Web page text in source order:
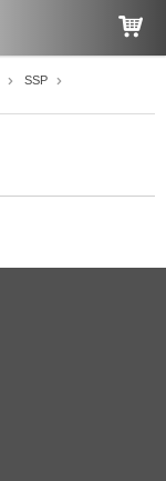
SSP